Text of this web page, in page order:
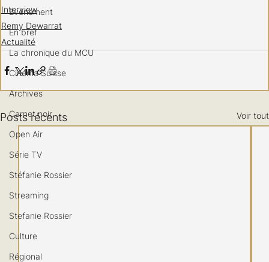
Evénement
En bref
La chronique du MCU
Cinéma Suisse
Archives
Carnet noir
Open Air
Série TV
Stéfanie Rossier
Streaming
Stefanie Rossier
Culture
Régional
Interview
Remy Dewarrat
Actualité
Posts récents Voir tout